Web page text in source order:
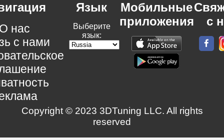
нас
с нами
Язык
Выберите
язык:
Мобильные
приложения
с
Copyright © 2023 3DTuning LLC. All rights
reserved